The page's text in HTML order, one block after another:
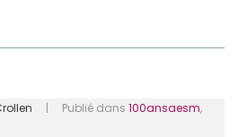
| Publié dans 100ansaesm,